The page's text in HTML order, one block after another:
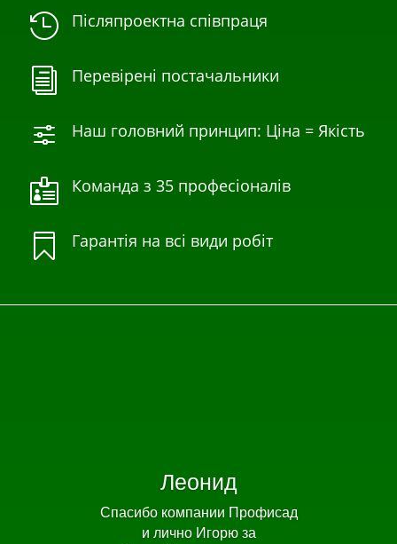
 Післяпроектна співпраця
i Перевірені постачальники
f Наш головний принцип: Ціна = Якість
 Команда з 35 професіоналів
 Гарантія на всі види робіт
Леонид
Спасибо компании Профисад
и лично Игорю за